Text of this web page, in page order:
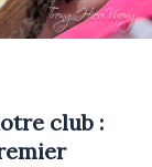
club :